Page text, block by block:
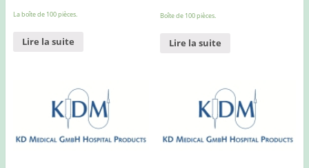
La boîte de 100 pièces.
Lire la suite
Boîte de 100 pièces.
Lire la suite